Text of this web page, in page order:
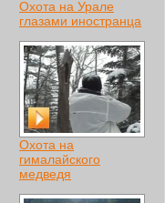
Охота на Урале
глазами иностранца
Охота на
гималайского
медведя